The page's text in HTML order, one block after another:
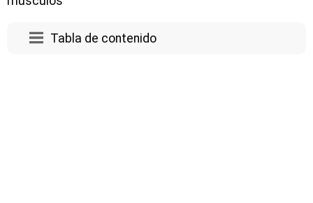
Tabla de contenido